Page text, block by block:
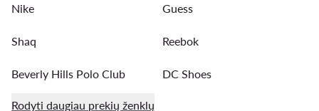
Nike Guess
Shaq Reebok
Beverly Hills Polo Club DC Shoes
Rodyti daugiau prekių ženklų